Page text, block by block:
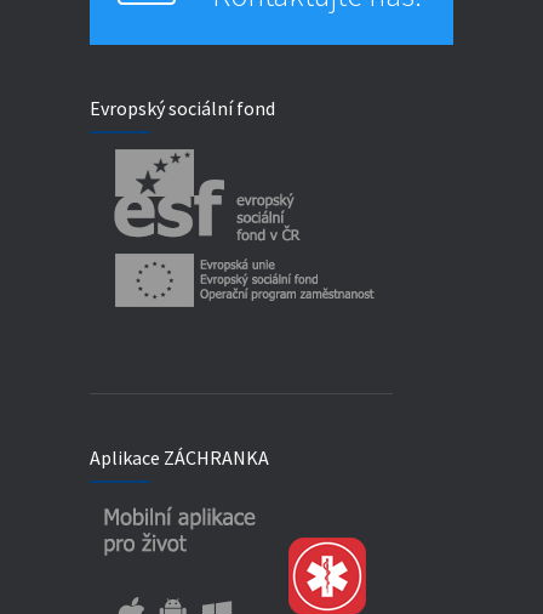
Evropský sociální fond
Aplikace ZÁCHRANKA